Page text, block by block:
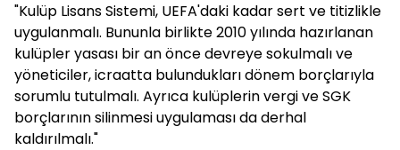
"Kulüp Lisans Sistemi, UEFA'daki kadar sert ve titizlikle
uygulanmalı. Bununla birlikte 2010 yılında hazırlanan
kulüpler yasası bir an önce devreye sokulmalı ve
yöneticiler, icraatta bulundukları dönem borçlarıyla
sorumlu tutulmalı. Ayrıca kulüplerin vergi ve SGK
borçlarının silinmesi uygulaması da derhal
kaldırılmalı."